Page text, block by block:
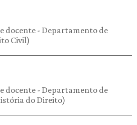
docente - Departamento de
Civil)
docente - Departamento de
do Direito)